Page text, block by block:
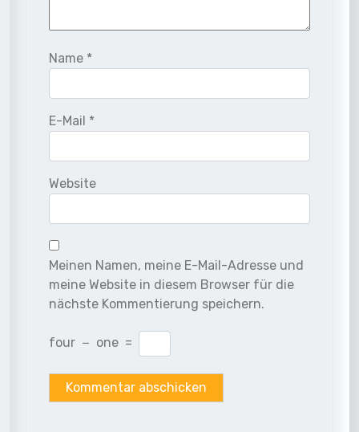
Name *
E-Mail *
Website
Meinen Namen, meine E-Mail-Adresse und
meine Website in diesem Browser für die
nächste Kommentierung speichern.
four − one =